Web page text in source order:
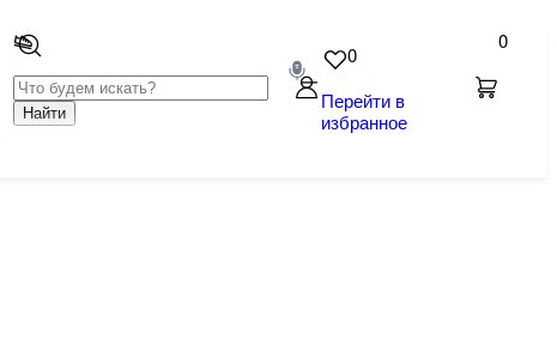
Найти
0
Перейти в
избранное
0